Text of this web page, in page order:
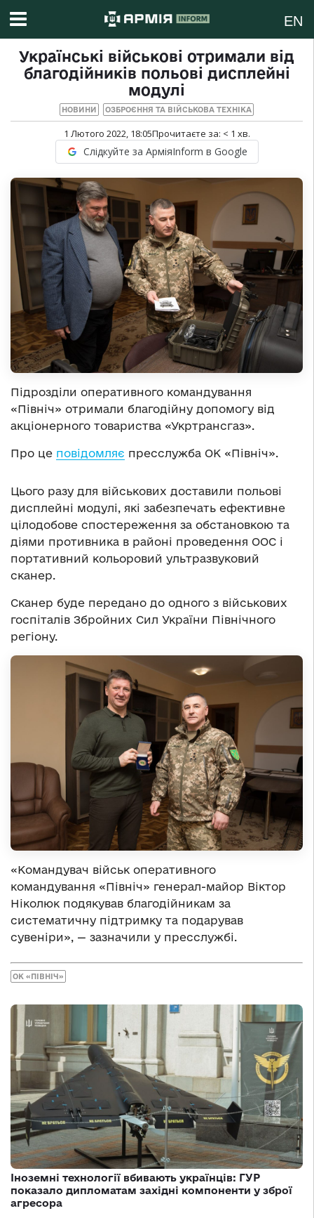
EN
Українські військові отримали від
благодійників польові дисплейні
модулі
НОВИНИ ОЗБРОЄННЯ ТА ВІЙСЬКОВА ТЕХНІКА
1 Лютого 2022, 18:05Прочитаєте за: < 1 хв.
Слідкуйте за АрміяInform в Google
Підрозділи оперативного командування
«Північ» отримали благодійну допомогу від
акціонерного товариства «Укртрансгаз».
Про це повідомляє пресслужба ОК «Північ».
Цього разу для військових доставили польові
дисплейні модулі, які забезпечать ефективне
цілодобове спостереження за обстановкою та
діями противника в районі проведення ООС і
портативний кольоровий ультразвуковий
сканер.
Сканер буде передано до одного з військових
госпіталів Збройних Сил України Північного
регіону.
«Командувач військ оперативного
командування «Північ» генерал-майор Віктор
Ніколюк подякував благодійникам за
систематичну підтримку та подарував
сувеніри», — зазначили у пресслужбі.
ОК «ПІВНІЧ»
Іноземні технології вбивають українців: ГУР
показало дипломатам західні компоненти у зброї
агресора